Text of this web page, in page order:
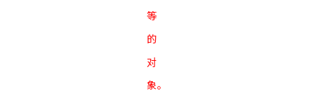
等
的
对
象。